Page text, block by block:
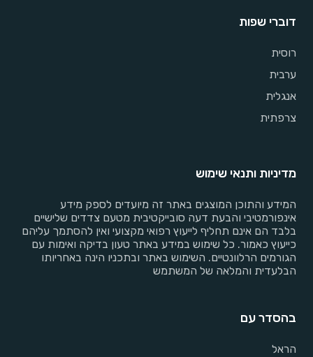
דוברי שפות
רוסית
ערבית
אנגלית
צרפתית
מדיניות ותנאי שימוש
המידע והתוכן המוצגים באתר זה מיועדים לספק מידע
אינפורמטיבי והבעת דעה סובייקטיבית מטעם צדדים שלישיים
בלבד הם אינם תחליף לייעוץ רפואי מקצועי ואין להסתמך עליהם
כייעוץ כאמור. כל שימוש במידע באתר טעון בדיקה ואימות עם
הגורמים הרלוונטיים. השימוש באתר ובתכניו הינה באחריותו
הבלעדית והמלאה של המשתמש
בהסדר עם
הראל